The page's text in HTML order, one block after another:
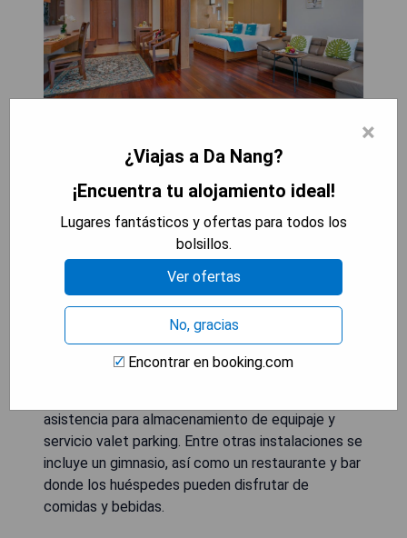
Situado en Da Nang, Mandila Beach Hotel Danang
a solo 1.7 km del Puente Love Lock. Todas las
habitaciones están equipadas con aire
acondicionado, televisores de pantalla plana,
armarios y cajas fuertes. Algunas habitaciones
cuentan con áreas de estar y terrazas o balcones
para disfrutar de una taza de té. Cada habitación
dispone de baño privado con ducha o bañera y
bidet, además de albornoces, zapatillas y
artículos de tocador gratuitos. El hotel cuenta
asistencia para almacenamiento de equipaje y
servicio valet parking. Entre otras instalaciones se
incluye un gimnasio, así como un restaurante y bar
donde los huéspedes pueden disfrutar de
comidas y bebidas.
×
¿Viajas a Da Nang?
¡Encuentra tu alojamiento ideal!
Lugares fantásticos y ofertas para todos los
bolsillos.
Ver ofertas
No, gracias
Encontrar en booking.com